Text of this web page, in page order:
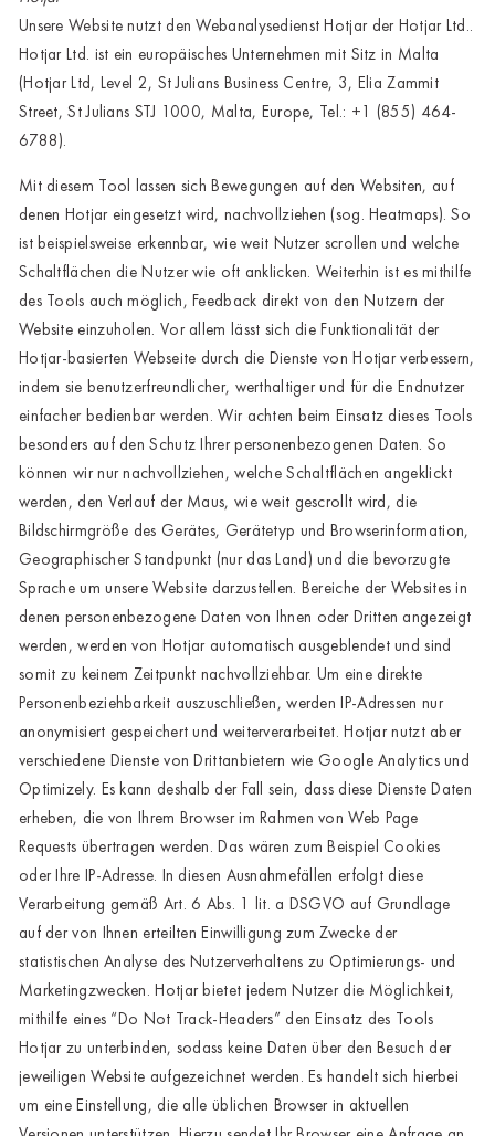
Wustrow
Zwettl
Unsere Website nutzt den Webanalysedienst Hotjar der Hotjar Ltd..
Hotjar Ltd. ist ein europäisches Unternehmen mit Sitz in Malta
(Hotjar Ltd, Level 2, St Julians Business Centre, 3, Elia Zammit
Street, St Julians STJ 1000, Malta, Europe, Tel.: +1 (855) 464-
6788).
Mit diesem Tool lassen sich Bewegungen auf den Websiten, auf
denen Hotjar eingesetzt wird, nachvollziehen (sog. Heatmaps). So
ist beispielsweise erkennbar, wie weit Nutzer scrollen und welche
Schaltflächen die Nutzer wie oft anklicken. Weiterhin ist es mithilfe
des Tools auch möglich, Feedback direkt von den Nutzern der
Website einzuholen. Vor allem lässt sich die Funktionalität der
Hotjar-basierten Webseite durch die Dienste von Hotjar verbessern,
indem sie benutzerfreundlicher, werthaltiger und für die Endnutzer
einfacher bedienbar werden. Wir achten beim Einsatz dieses Tools
besonders auf den Schutz Ihrer personenbezogenen Daten. So
können wir nur nachvollziehen, welche Schaltflächen angeklickt
werden, den Verlauf der Maus, wie weit gescrollt wird, die
Bildschirmgröße des Gerätes, Gerätetyp und Browserinformation,
Geographischer Standpunkt (nur das Land) und die bevorzugte
Sprache um unsere Website darzustellen. Bereiche der Websites in
denen personenbezogene Daten von Ihnen oder Dritten angezeigt
werden, werden von Hotjar automatisch ausgeblendet und sind
somit zu keinem Zeitpunkt nachvollziehbar. Um eine direkte
Personenbeziehbarkeit auszuschließen, werden IP-Adressen nur
anonymisiert gespeichert und weiterverarbeitet. Hotjar nutzt aber
verschiedene Dienste von Drittanbietern wie Google Analytics und
Optimizely. Es kann deshalb der Fall sein, dass diese Dienste Daten
erheben, die von Ihrem Browser im Rahmen von Web Page
Requests übertragen werden. Das wären zum Beispiel Cookies
oder Ihre IP-Adresse. In diesen Ausnahmefällen erfolgt diese
Verarbeitung gemäß Art. 6 Abs. 1 lit. a DSGVO auf Grundlage
auf der von Ihnen erteilten Einwilligung zum Zwecke der
statistischen Analyse des Nutzerverhaltens zu Optimierungs- und
Marketingzwecken. Hotjar bietet jedem Nutzer die Möglichkeit,
mithilfe eines “Do Not Track-Headers” den Einsatz des Tools
Hotjar zu unterbinden, sodass keine Daten über den Besuch der
jeweiligen Website aufgezeichnet werden. Es handelt sich hierbei
um eine Einstellung, die alle üblichen Browser in aktuellen